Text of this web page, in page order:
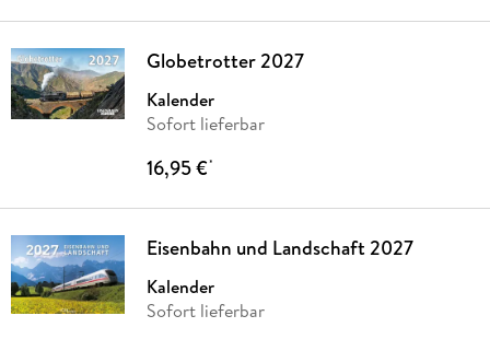
Globetrotter 2027
Kalender
Sofort lieferbar
16,95 €*
Eisenbahn und Landschaft 2027
Kalender
Sofort lieferbar